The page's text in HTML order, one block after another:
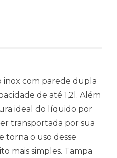
inox com parede dupla
de até 1,2l. Além
ideal do líquido por
transportada por sua
torna o uso desse
mais simples. Tampa